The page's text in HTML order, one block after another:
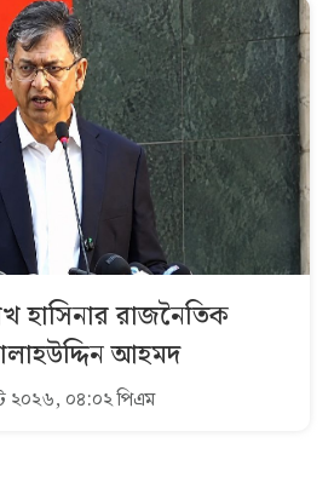
রাজনৈতিক
আহমদ
২০২৬, ০৪:০২ পিএম